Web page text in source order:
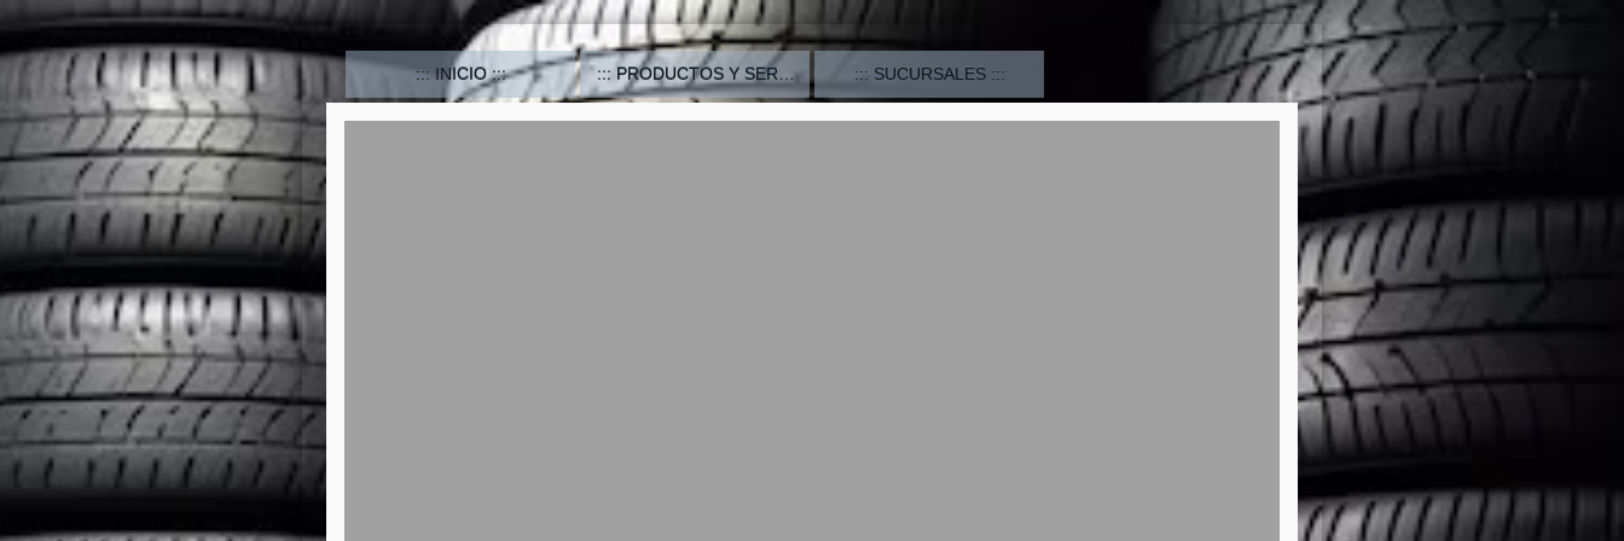
INICIO PRODUCTOS Y SERVICIOS SUCURSALES